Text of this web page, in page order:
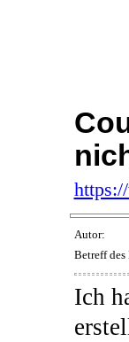
Autor:
Betreff des
Ich